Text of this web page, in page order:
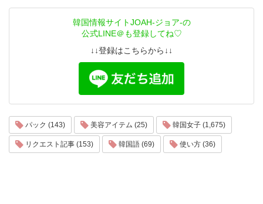
韓国情報サイトJOAH-ジョア-の
公式LINE＠も登録してね♡
↓↓登録はこちらから↓↓
パック (143) 美容アイテム (25) 韓国女子 (1,675)
リクエスト記事 (153) 韓国語 (69) 使い方 (36)